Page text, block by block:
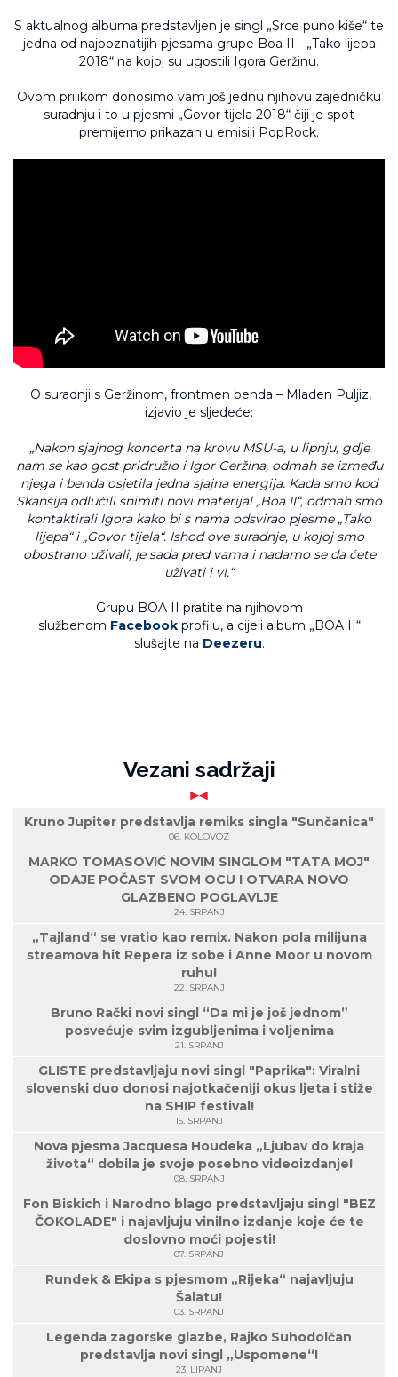
S aktualnog albuma predstavljen je singl „Srce puno kiše“ te
jedna od najpoznatijih pjesama grupe Boa II - „Tako lijepa
2018“ na kojoj su ugostili Igora Geržinu.
Ovom prilikom donosimo vam još jednu njihovu zajedničku
suradnju i to u pjesmi „Govor tijela 2018“ čiji je spot
premijerno prikazan u emisiji PopRock.
O suradnji s Geržinom, frontmen benda – Mladen Puljiz,
izjavio je sljedeće:
„Nakon sjajnog koncerta na krovu MSU-a, u lipnju, gdje
nam se kao gost pridružio i Igor Geržina, odmah se između
njega i benda osjetila jedna sjajna energija. Kada smo kod
Skansija odlučili snimiti novi materijal „Boa II“, odmah smo
kontaktirali Igora kako bi s nama odsvirao pjesme „Tako
lijepa“ i „Govor tijela“. Ishod ove suradnje, u kojoj smo
obostrano uživali, je sada pred vama i nadamo se da ćete
uživati i vi.“
Grupu BOA II pratite na njihovom
službenom Facebookprofilu, a cijeli album „BOA II“
slušajte na Deezeru.
Vezani sadržaji
Kruno Jupiter predstavlja remiks singla "Sunčanica"
06. KOLOVOZ
MARKO TOMASOVIĆ NOVIM SINGLOM "TATA MOJ"
ODAJE POČAST SVOM OCU I OTVARA NOVO
GLAZBENO POGLAVLJE
24. SRPANJ
„Tajland“ se vratio kao remix. Nakon pola milijuna
streamova hit Repera iz sobe i Anne Moor u novom
ruhu!
22. SRPANJ
Bruno Rački novi singl “Da mi je još jednom”
posvećuje svim izgubljenima i voljenima
21. SRPANJ
GLISTE predstavljaju novi singl "Paprika": Viralni
slovenski duo donosi najotkačeniji okus ljeta i stiže
na SHIP festival!
15. SRPANJ
Nova pjesma Jacquesa Houdeka „Ljubav do kraja
života“ dobila je svoje posebno videoizdanje!
08. SRPANJ
Fon Biskich i Narodno blago predstavljaju singl "BEZ
ČOKOLADE" i najavljuju vinilno izdanje koje će te
doslovno moći pojesti!
07. SRPANJ
Rundek & Ekipa s pjesmom „Rijeka“ najavljuju
Šalatu!
03. SRPANJ
Legenda zagorske glazbe, Rajko Suhodolčan
predstavlja novi singl „Uspomene“!
23. LIPANJ